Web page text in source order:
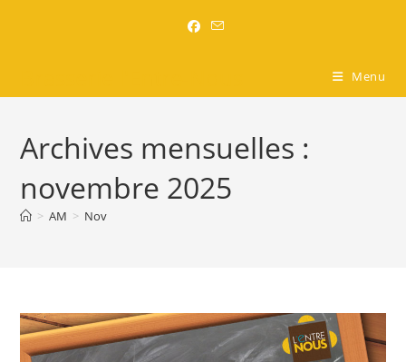
Menu
Archives mensuelles :
novembre 2025
> AM > Nov